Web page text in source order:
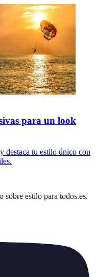
para un look
destaca tu estilo único con
sobre estilo para todos.es.